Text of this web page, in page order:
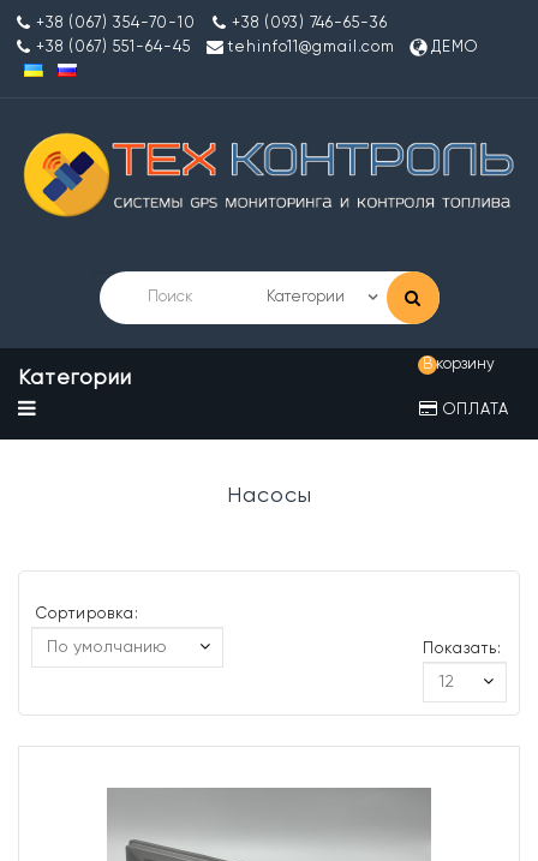
+38 (067) 354-70-10
+38 (093) 746-65-36
+38 (067) 551-64-45
tehinfo11@gmail.com ДЕМО
Категории
ОПЛАТА
В корзину
Насосы
Показать:
Сортировка: